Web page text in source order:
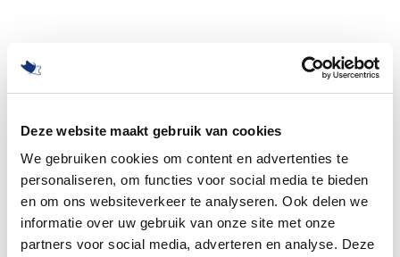
Deze website maakt gebruik van cookies
We gebruiken cookies om content en advertenties te
personaliseren, om functies voor social media te bieden
en om ons websiteverkeer te analyseren. Ook delen we
informatie over uw gebruik van onze site met onze
partners voor social media, adverteren en analyse. Deze